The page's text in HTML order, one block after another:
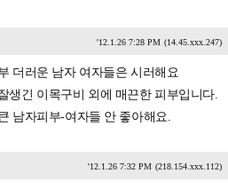
'12.1.26 7:28 PM (14.45.xxx.247)
더러운 남자 여자들은 시러해요
생긴 이목구비 외에 매끈한 피부입니다.
남자피부-여자들 안 좋아해요.
'12.1.26 7:32 PM (218.154.xxx.112)